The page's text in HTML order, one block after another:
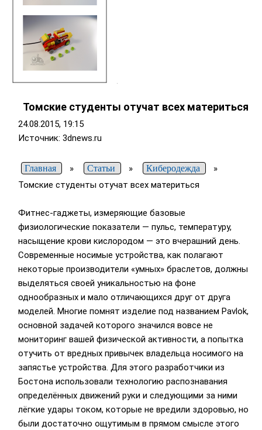
Томские студенты отучат всех материться
24.08.2015, 19:15
Источник: 3dnews.ru
Главная » Статьи » Киберодежда
»
Томские студенты отучат всех материться
Фитнес-гаджеты, измеряющие базовые
физиологические показатели — пульс, температуру,
насыщение крови кислородом — это вчерашний день.
Современные носимые устройства, как полагают
некоторые производители «умных» браслетов, должны
выделяться своей уникальностью на фоне
однообразных и мало отличающихся друг от друга
моделей. Многие помнят изделие под названием Pavlok,
основной задачей которого значился вовсе не
мониторинг вашей физической активности, а попытка
отучить от вредных привычек владельца носимого на
запястье устройства. Для этого разработчики из
Бостона использовали технологию распознавания
определённых движений руки и следующими за ними
лёгкие удары током, которые не вредили здоровью, но
были достаточно ощутимым в прямом смысле этого